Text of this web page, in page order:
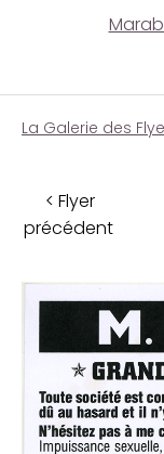
La Galerie des
< Flyer
précédent